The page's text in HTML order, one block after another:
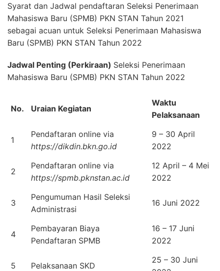
Syarat dan Jadwal pendaftaran Seleksi Penerimaan
Mahasiswa Baru (SPMB) PKN STAN Tahun 2021
sebagai acuan untuk Seleksi Penerimaan Mahasiswa
Baru (SPMB) PKN STAN Tahun 2022
Jadwal Penting (Perkiraan) Seleksi Penerimaan
Mahasiswa Baru (SPMB) PKN STAN Tahun 2022
No. Uraian Kegiatan
Waktu
Pelaksanaan
1
Pendaftaran online via
https://dikdin.bkn.go.id
9 – 30 April
2022
2
Pendaftaran online via
https://spmb.pknstan.ac.id
12 April – 4 Mei
2022
3
Pengumuman Hasil Seleksi
Administrasi
16 Juni 2022
4
Pembayaran Biaya
Pendaftaran SPMB
16 – 17 Juni
2022
5 Pelaksanaan SKD
25 – 30 Juni